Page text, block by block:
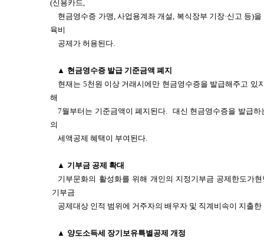
(신용카드,
현금영수증 가맹, 사업용계좌 개설, 복식장부 기장·신고 등)
육비
공제가 허용된다.
▲ 현금영수증 발급 기준금액 폐지
현재는 5천원 이상 거래시에만 현금영수증을 발급해주고 있
해
7월부터는 기준금액이 폐지된다. 대신 현금영수증을 발급
의
세액공제 혜택이 부여된다.
▲ 기부금 공제 확대
기부문화의 활성화를 위해 개인의 지정기부금 공제한도가
기부금
공제대상 인적 범위에 거주자의 배우자 및 직계비속이 지출
▲ 양도소득세 장기보유특별공제 개정